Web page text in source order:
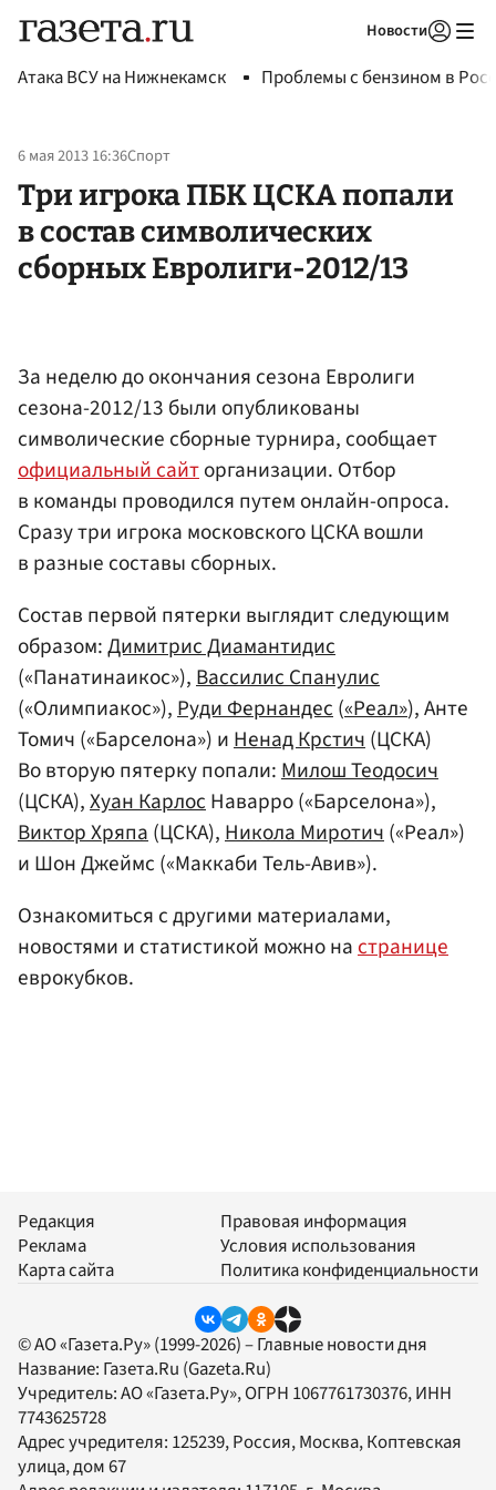
Новости
Атака ВСУ на Нижнекамск Проблемы с бензином в
6 мая 2013 16:36Спорт
Три игрока ПБК ЦСКА попали
в состав символических
сборных Евролиги-2012/13
За неделю до окончания сезона Евролиги
сезона-2012/13 были опубликованы
символические сборные турнира, сообщает
официальный сайторганизации. Отбор
в команды проводился путем онлайн-опроса.
Сразу три игрока московского ЦСКА вошли
в разные составы сборных.
Состав первой пятерки выглядит следующим
образом:Димитрис Диамантидис
(«Панатинаикос»),Вассилис Спанулис
(«Олимпиакос»),Руди Фернандес(«Реал»), Анте
Томич («Барселона») иНенад Крстич(ЦСКА)
Во вторую пятерку попали:Милош Теодосич
(ЦСКА),Хуан КарлосНаварро («Барселона»),
Виктор Хряпа(ЦСКА),Никола Миротич(«Реал»)
и Шон Джеймс («Маккаби Тель-Авив»).
Ознакомиться с другими материалами,
новостями и статистикой можно настранице
еврокубков.
Редакция
Реклама
Карта сайта
Правовая информация
Условия использования
Политика конфиденциальности
© АО «Газета.Ру» (1999-2026) – Главные новости дня
Название: Газета.Ru (Gazeta.Ru)
Учредитель:АО «Газета.Ру», ОГРН 1067761730376, ИНН
7743625728
Адрес учредителя: 125239, Россия, Москва, Коптевская
улица, дом 67